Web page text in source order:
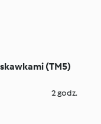
(TM5)
2 godz.